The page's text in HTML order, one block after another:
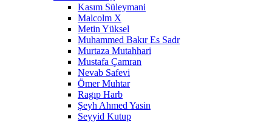
Kasım Süleymani
Malcolm X
Metin Yüksel
Muhammed Bakır Es Sadr
Murtaza Mutahhari
Mustafa Çamran
Nevab Safevi
Ömer Muhtar
Ragıp Harb
Şeyh Ahmed Yasin
Seyyid Kutup